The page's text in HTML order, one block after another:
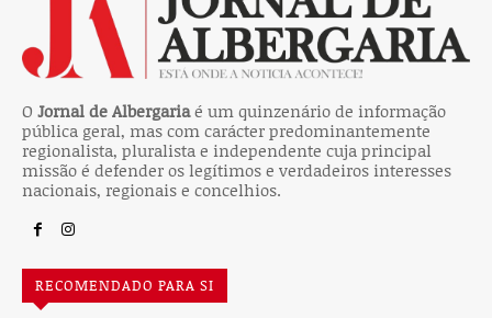
O Jornal de Albergariaé um quinzenário de informação
pública geral, mas com carácter predominantemente
regionalista, pluralista e independente cuja principal
missão é defender os legítimos e verdadeiros interesses
nacionais, regionais e concelhios.
RECOMENDADO PARA SI